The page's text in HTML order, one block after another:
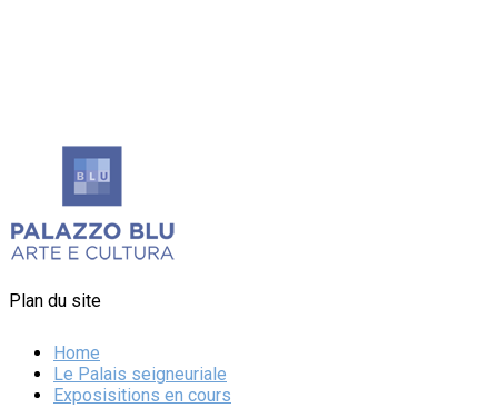
Plan du site
Home
Le Palais seigneuriale
Exposisitions en cours